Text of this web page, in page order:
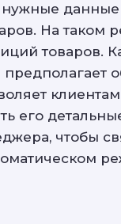
нужные
На таком
товаров.
клиентам
его
чтобы